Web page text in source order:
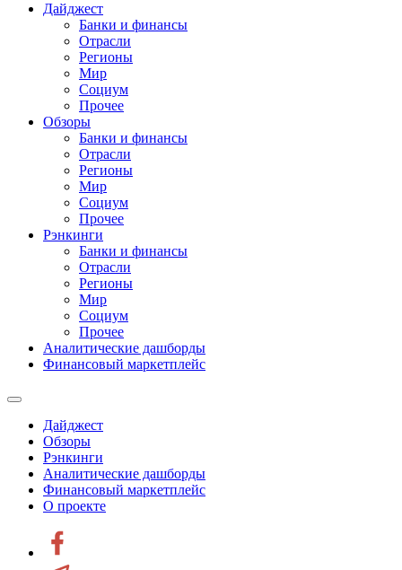
Дайджест
Банки и финансы
Отрасли
Регионы
Мир
Социум
Прочее
Обзоры
Банки и финансы
Отрасли
Регионы
Мир
Социум
Прочее
Рэнкинги
Банки и финансы
Отрасли
Регионы
Мир
Социум
Прочее
Аналитические дашборды
Финансовый маркетплейс
Дайджест
Обзоры
Рэнкинги
Аналитические дашборды
Финансовый маркетплейс
О проекте